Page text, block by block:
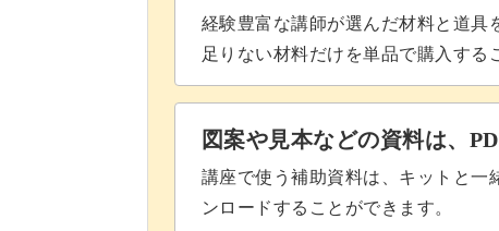
経験豊富な講師が選んだ材料と道具
足りない材料だけを単品で購入する
図案や見本などの資料は、
講座で使う補助資料は、キットと一
ンロードすることができます。